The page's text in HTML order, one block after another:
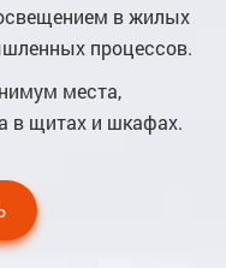
в жилых
процессов.
места,
в щитах и шкафах.